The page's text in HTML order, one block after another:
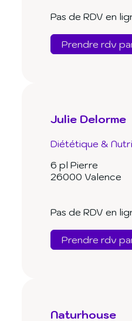
Pas de RDV en
Prendre rdv
Julie Delorme
Diététique &
6 pl Pierre
26000 Valence
Pas de RDV en
Prendre rdv
Naturhouse